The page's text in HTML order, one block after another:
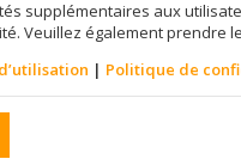
supplémentaires aux
Veuillez également prendre
| Politique de